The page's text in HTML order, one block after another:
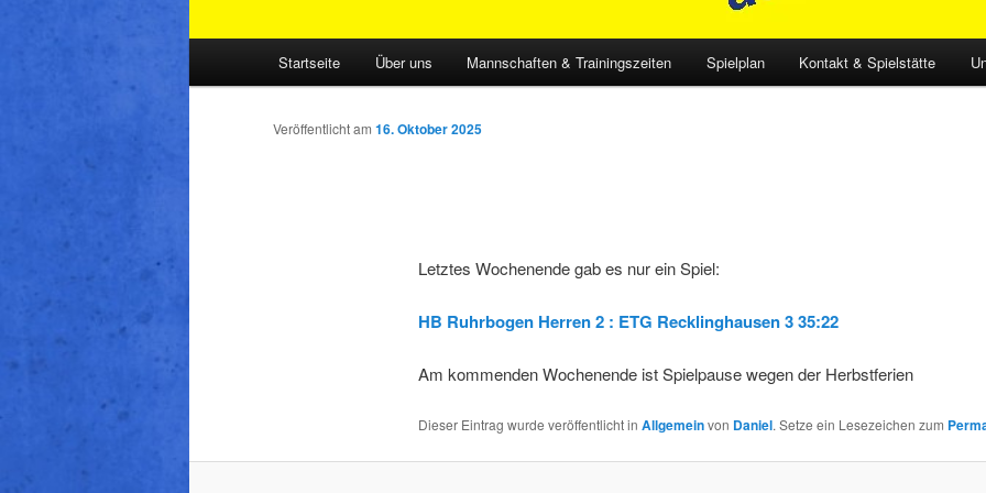
Startseite Über uns Mannschaften & Trainingszeiten Spielplan Kontakt & Spielstätte
Veröffentlicht am 16. Oktober 2025
Letztes Wochenende gab es nur ein Spiel:
HB Ruhrbogen Herren 2 : ETG Recklinghausen 3 35:22
Am kommenden Wochenende ist Spielpause wegen der Herbstferien
Dieser Eintrag wurde veröffentlicht in Allgemeinvon Daniel. Setze ein Lesezeichen zum